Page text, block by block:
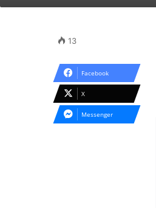
13
Facebook
X
Messenger